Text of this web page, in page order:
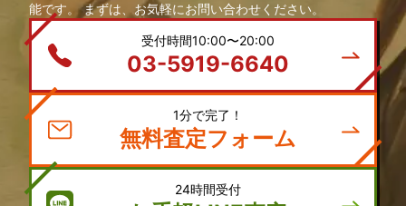
能です。 まずは、お気軽にお問い合わせください。
受付時間10:00〜20:00
03-5919-6640
1分で完了！
無料査定フォーム
24時間受付